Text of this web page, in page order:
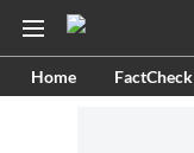
Home FactCheck